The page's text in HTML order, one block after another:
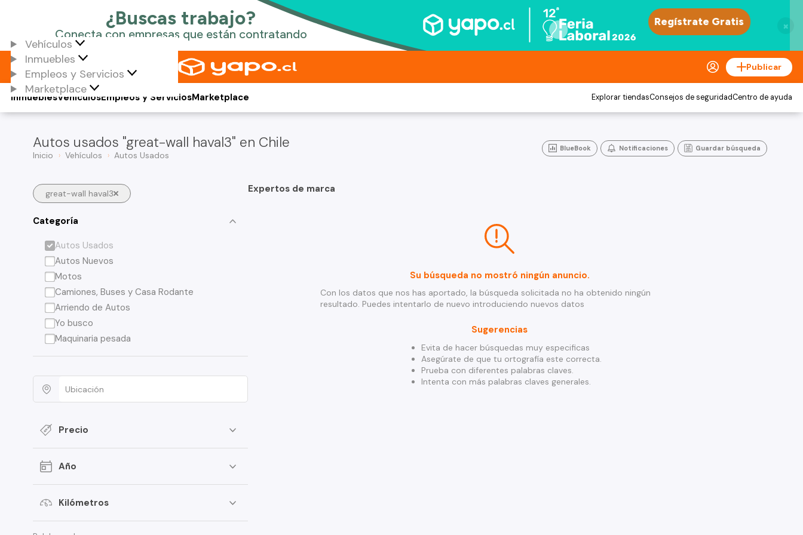
×
Vehículos
Inmuebles
Empleos y Servicios
Marketplace
Publicar
Vehículos
Inmuebles Empleos y ServiciosMarketplace Explorar tiendasConsejos de seguridadCentro de ayuda
Autos usados "great-wall haval3" en Chile
Inicio Vehículos Autos Usados
BlueBook Notificaciones Guardar búsqueda
great-wall haval3
Categoría
Autos Usados
Autos Nuevos
Motos
Camiones, Buses y Casa Rodante
Arriendo de Autos
Yo busco
Maquinaria pesada
Precio
Año
Kilómetros
Expertos de marca
Su búsqueda no mostró ningún anuncio.
Con los datos que nos has aportado, la búsqueda solicitada no ha obtenido ningún
resultado. Puedes intentarlo de nuevo introduciendo nuevos datos
Sugerencias
Evita de hacer búsquedas muy especificas
Asegúrate de que tu ortografía este correcta.
Prueba con diferentes palabras claves.
Intenta con más palabras claves generales.